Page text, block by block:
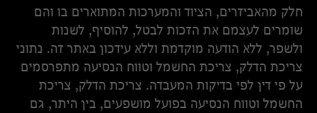
חלק מהאביזרים, הציוד והמערכות המתוארים בו והם
שומרים לעצמם את הזכות לבטל, להוסיף, לשנות
ולשפר, ללא הודעה מוקדמת וללא עידכון באתר זה. נתוני
צריכת הדלק, צריכת החשמל וטווח הנסיעה מתפרסמים
על פי דין לפי בדיקות המעבדה. צריכת הדלק, צריכת
החשמל וטווח הנסיעה בפועל מושפעים, בין היתר, גם